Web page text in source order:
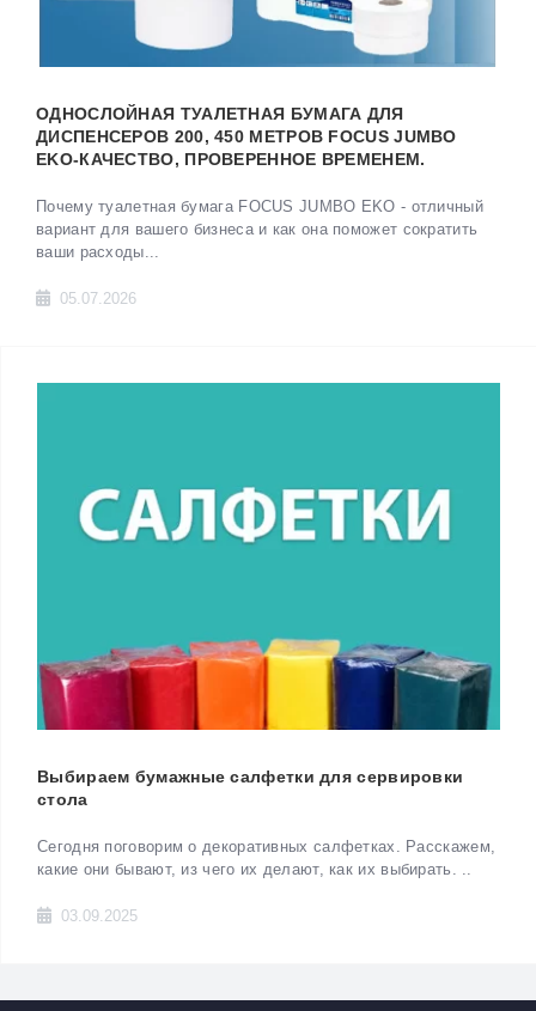
ОДНОСЛОЙНАЯ ТУАЛЕТНАЯ БУМАГА ДЛЯ
ДИСПЕНСЕРОВ 200, 450 МЕТРОВ FOCUS JUMBO
EKO-КАЧЕСТВО, ПРОВЕРЕННОЕ ВРЕМЕНЕМ.
Почему туалетная бумага FOCUS JUMBO EKO - отличный
вариант для вашего бизнеса и как она поможет сократить
ваши расходы...
05.07.2026
Выбираем бумажные салфетки для сервировки
стола
Сегодня поговорим о декоративных салфетках. Расскажем,
какие они бывают, из чего их делают, как их выбирать. ..
03.09.2025